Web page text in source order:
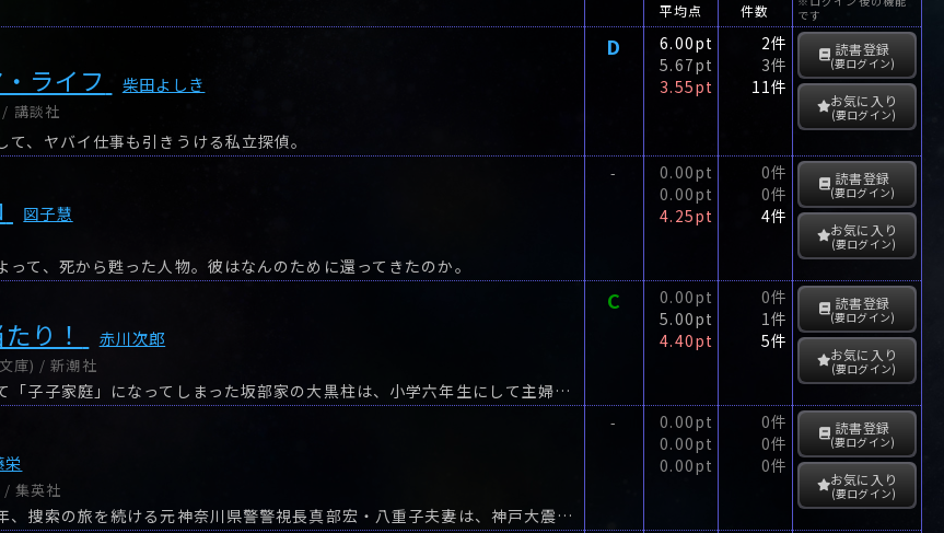
です
平均点 件数
ライフ 柴田よしき
/ 講談社
、ヤバイ仕事も引きうける私立探偵。
D
6.00pt
5.67pt
3.55pt
2件
3件
11件
読書登録
(要ログイン)
お気に入り
(要ログイン)
図子慧
って、死から甦った人物。彼はなんのために還ってきたのか。
-
0.00pt
0.00pt
4.25pt
0件
0件
4件
読書登録
(要ログイン)
お気に入り
(要ログイン)
り！ 赤川次郎
庫) / 新潮社
両親が同時に家出をして「子子家庭」になってしまった坂部家の大黒柱は、小学六年生にして主婦役をつとめる律子。
C
0.00pt
5.00pt
4.40pt
0件
1件
5件
読書登録
(要ログイン)
お気に入り
(要ログイン)
栄
/ 集英社
息子浩一の失踪から４年、捜索の旅を続ける元神奈川県警警視長真部宏・八重子夫妻は、神戸大震災の瓦礫の中で、同じく浩一を捜す女性と出会った。
-
0.00pt
0.00pt
0.00pt
0件
0件
0件
読書登録
(要ログイン)
お気に入り
(要ログイン)